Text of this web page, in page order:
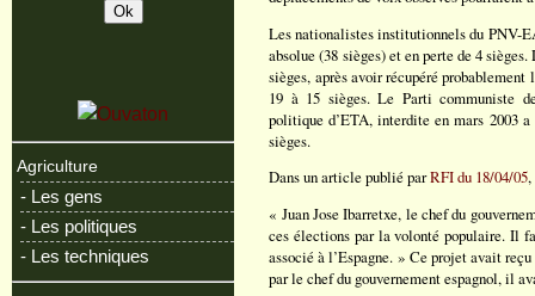
Agriculture
- Les gens
- Les politiques
- Les techniques
Les nationalistes institutionnels du PNV-
absolue (38 sièges) et en perte de 4
sièges, après avoir récupéré
19 à 15 sièges. Le Parti communiste
politique d’ETA, interdite en mars 2003
sièges.
Dans un article publié parRFI du 18/04/05
« Juan Jose Ibarretxe, le chef du
ces élections par la volonté populaire. Il
associé à l’Espagne. » Ce projet avait
par le chef du gouvernement espagnol, il